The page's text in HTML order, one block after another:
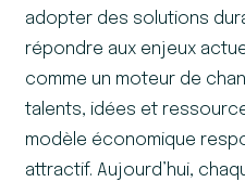
adopter des solutions
répondre aux enjeux
comme un moteur de
talents, idées et
modèle économique
attractif. Aujourd’hui,